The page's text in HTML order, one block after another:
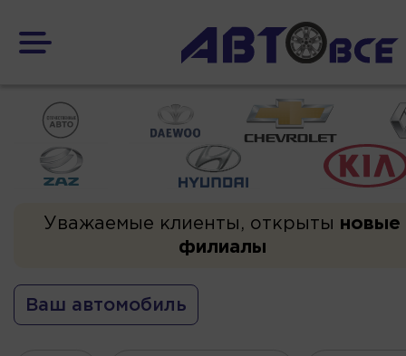
Уважаемые клиенты, открыты новые
филиалы
Ваш автомобиль